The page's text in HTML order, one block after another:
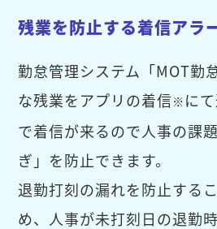
残業を防止する着信アラ
勤怠管理システム「MOT勤
な残業をアプリの着信※に
で着信が来るので人事の課
ぎ」を防止できます。
退勤打刻の漏れを防止する
め、人事が未打刻日の退勤